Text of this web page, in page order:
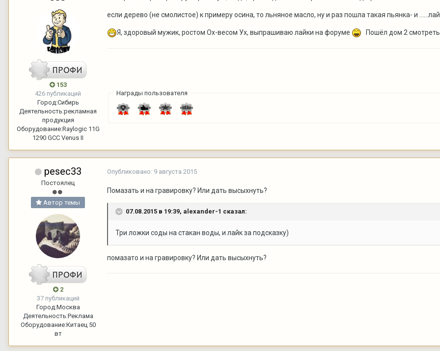
153
426 публикаций
Город:Сибирь
Деятельность:рекламная
продукция
Оборудование:Raylogic 11G
1290 GCC Venus II
если дерево (не смолистое) к примеру осина, то льняное масло, ну и раз пошла такая пьянка- и
Я, здоровый мужик, ростом Ох-весом Ух, выпрашиваю лайки на форуме Пошёл дом 2 смотреть
Награды пользователя
pesec33
Постоялец
Автор темы
2
37 публикаций
Город:Москва
Деятельность:Реклама
Оборудование:Китаец 50
вт
Опубликовано: 9 августа 2015
Помазать и на гравировку? Или дать высыхнуть?
07.08.2015 в 19:39, alexander-1 сказал:
Три ложки соды на стакан воды, и лайк за подсказку)
помазато и на гравировку? Или дать высыхнуть?